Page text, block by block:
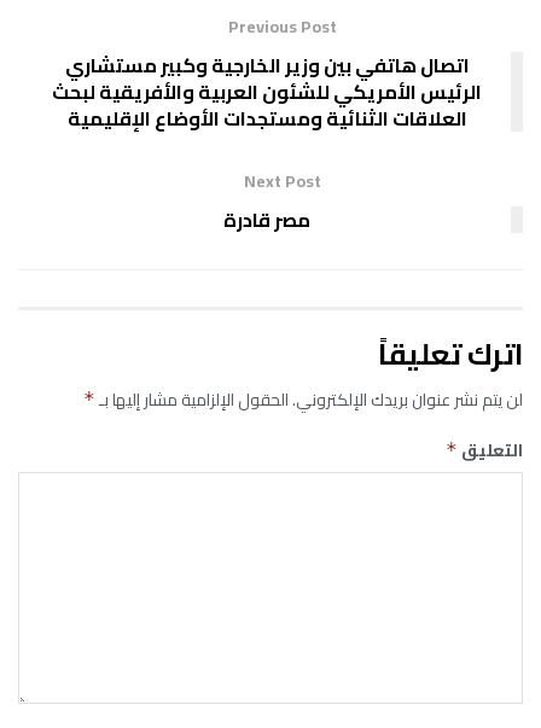
Previous Post
اتصال هاتفي بين وزير الخارجية وكبير مستشاري
الرئيس الأمريكي للشئون العربية والأفريقية لبحث
العلاقات الثنائية ومستجدات الأوضاع الإقليمية
Next Post
مصر قادرة
اترك تعليقاً
لن يتم نشر عنوان بريدك الإلكتروني.الحقول الإلزامية مشار إليها بـ*
التعليق *